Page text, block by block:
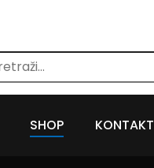
SHOP KONTAKT